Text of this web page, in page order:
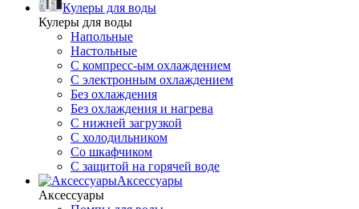
Кулеры для воды
Кулеры для воды
Напольные
Настольные
С компресс-ым охлаждением
С электронным охлаждением
Без охлаждения
Без охлаждения и нагрева
С нижней загрузкой
С холодильником
Со шкафчиком
С защитой на горячей воде
Аксессуары
Аксессуары